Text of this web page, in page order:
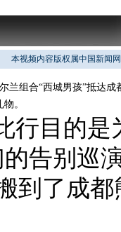
本视频内容版权属中国新闻
组合“西城男孩”抵达成
。
目的是
告别巡
到了成